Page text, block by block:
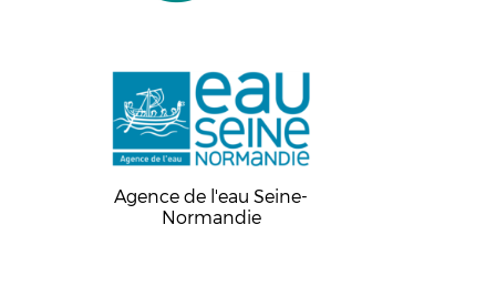
Agence de l'eau Seine-
Normandie